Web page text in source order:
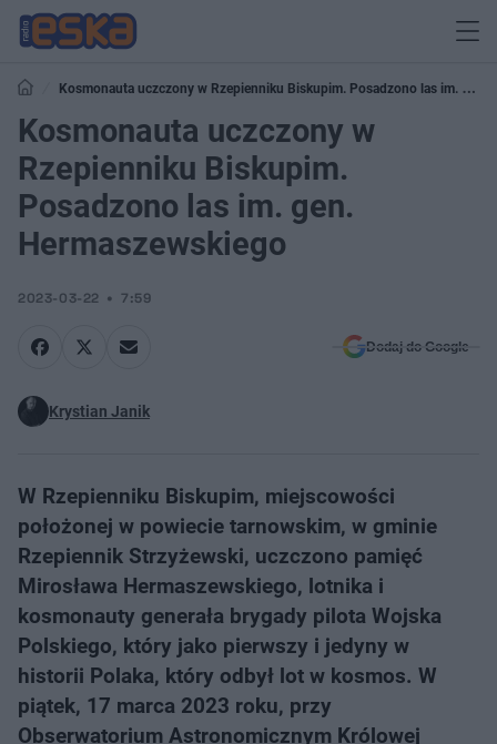
Kosmonauta uczczony w Rzepienniku Biskupim. Posadzono las im. gen.
Hermaszewskiego
Kosmonauta uczczony w
Rzepienniku Biskupim.
Posadzono las im. gen.
Hermaszewskiego
2023-03-22 7:59
Dodaj do Google
Krystian Janik
W Rzepienniku Biskupim, miejscowości
położonej w powiecie tarnowskim, w gminie
Rzepiennik Strzyżewski, uczczono pamięć
Mirosława Hermaszewskiego, lotnika i
kosmonauty generała brygady pilota Wojska
Polskiego, który jako pierwszy i jedyny w
historii Polaka, który odbył lot w kosmos. W
piątek, 17 marca 2023 roku, przy
Obserwatorium Astronomicznym Królowej